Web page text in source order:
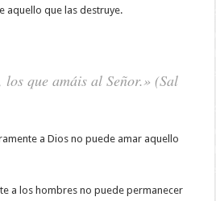
aquello que las destruye.
los que amáis al Señor.» (Sal
a Dios no puede amar aquello
a los hombres no puede permanecer